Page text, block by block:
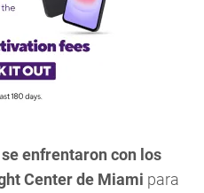
enfrentaron con los
Center de Miami para